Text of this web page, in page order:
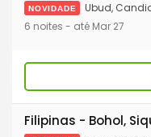
para mergulhar em
contemplar a vista do
escolha, uma coisa é
NOVIDADE
Ubud,
6 noites - até Mar 27
Filipinas - Bohol,